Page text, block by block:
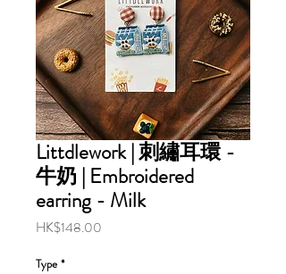
Littdlework | 刺繡耳環 -
牛奶 | Embroidered
earring - Milk
HK$148.00
Type *